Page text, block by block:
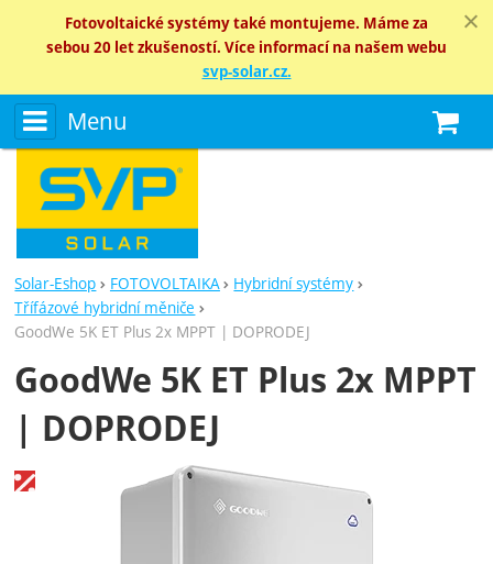
Fotovoltaické systémy také montujeme. Máme za
sebou 20 let zkušeností. Více informací na našem webu
svp-solar.cz.
Menu
Solar-Eshop FOTOVOLTAIKA
Hybridní systémy
Třífázové hybridní měniče
GoodWe 5K ET Plus 2x MPPT | DOPRODEJ
GoodWe 5K ET Plus 2x MPPT
| DOPRODEJ
Fotografie